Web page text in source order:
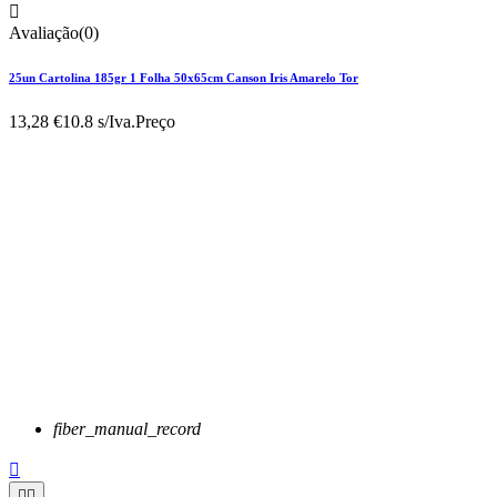

Avaliação(0)
25un Cartolina 185gr 1 Folha 50x65cm Canson Iris Amarelo Tor
13,28 €10.8 s/Iva.Preço
fiber_manual_record
